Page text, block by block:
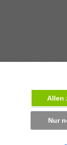
Allen
Nur